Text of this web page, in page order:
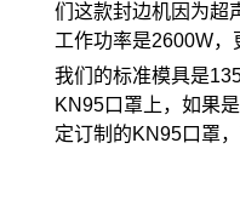
们这款封边机因为超
工作功率是2600W，
我们的标准模具是
KN95口罩上，如果
定订制的KN95口罩